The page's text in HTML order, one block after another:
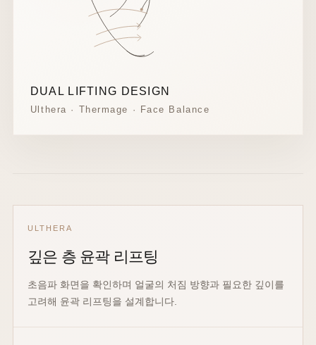
DUAL LIFTING DESIGN
Ulthera · Thermage · Face Balance
ULTHERA
깊은 층 윤곽 리프팅
초음파 화면을 확인하며 얼굴의 처짐 방향과 필요한 깊이를
고려해 윤곽 리프팅을 설계합니다.